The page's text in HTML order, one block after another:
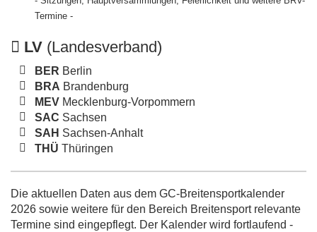
Termine -
LV (Landesverband)
BER Berlin
BRA Brandenburg
MEV Mecklenburg-Vorpommern
SAC Sachsen
SAH Sachsen-Anhalt
THÜ Thüringen
Die aktuellen Daten aus dem GC-Breitensportkalender
2026 sowie weitere für den Bereich Breitensport relevante
Termine sind eingepflegt. Der Kalender wird fortlaufend -